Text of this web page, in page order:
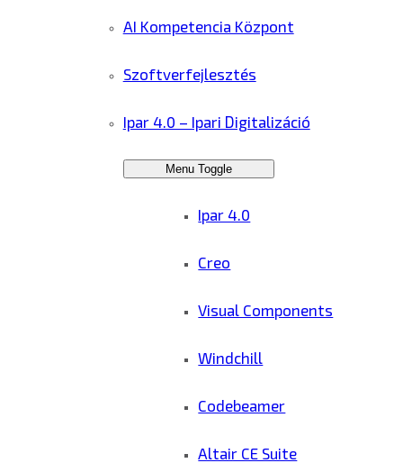
AI Kompetencia Központ
Szoftverfejlesztés
Ipar 4.0 – Ipari Digitalizáció
Menu Toggle
Ipar 4.0
Creo
Visual Components
Windchill
Codebeamer
Altair CE Suite